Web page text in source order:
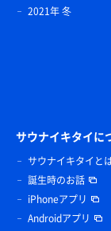
2021年 冬
サウナイキタイに
サウナイキタイと
誕生時のお話
iPhoneアプリ
Androidアプリ